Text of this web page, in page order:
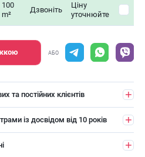
100
m²
Дзвоніть
Ціну
уточнюйте
АБО
та постійних клієнтів
із досвідом від 10 років